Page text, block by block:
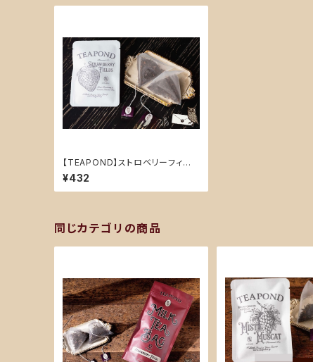
【TEAPOND】ストロベリーフィー
ルズ デザイン袋入り ティーバッグ2
個入り
¥432
同じカテゴリの商品